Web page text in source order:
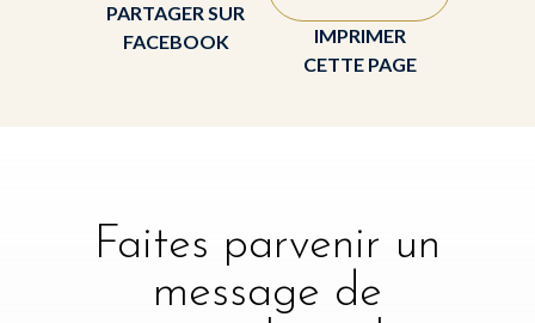
PARTAGER SUR
FACEBOOK
IMPRIMER
CETTE PAGE
Faites parvenir un
message de